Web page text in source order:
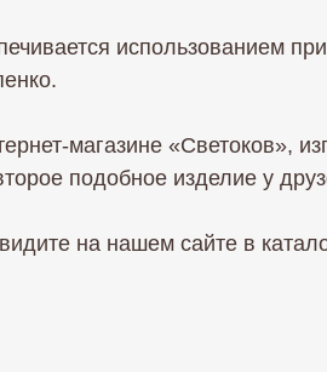
использованием
магазине «Светоков»,
подобное изделие у
на нашем сайте в